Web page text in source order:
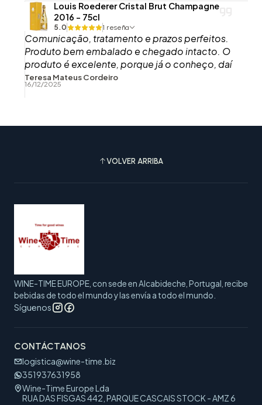
Louis Roederer Cristal Brut Champagne
2016 - 75cl
5.0 1 reseña
Comunicação, tratamento e prazos perfeitos.
Produto bem embalado e chegado intacto. O
produto é excelente, porque já o conheço, daí
o ter comprado, embora esta garrafa agora
recebida ainda não tenha sido aberta.
Teresa Mateus Cordeiro
16/12/2025
VOLVER ARRIBA
WINE-TIME EUROPE, con sede en Alcabideche, Portugal, recibe
bebidas de todo el mundo y las envía a todo el mundo.
Síguenos
CONTÁCTANOS
logistica@wine-time.biz
351937631958
Wine-Time Europe Lda
RUA DAS FISGAS 442, PARQUE CASCAIS STOCK - AMZ 6